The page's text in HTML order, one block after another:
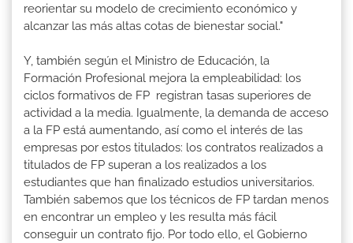
reorientar su modelo de crecimiento económico y
alcanzar las más altas cotas de bienestar social."
Y, también según el Ministro de Educación, la
Formación Profesional mejora la empleabilidad: los
ciclos formativos de FP registran tasas superiores de
actividad a la media. Igualmente, la demanda de acceso
a la FP está aumentando, así como el interés de las
empresas por estos titulados: los contratos realizados a
titulados de FP superan a los realizados a los
estudiantes que han finalizado estudios universitarios.
También sabemos que los técnicos de FP tardan menos
en encontrar un empleo y les resulta más fácil
conseguir un contrato fijo. Por todo ello, el Gobierno